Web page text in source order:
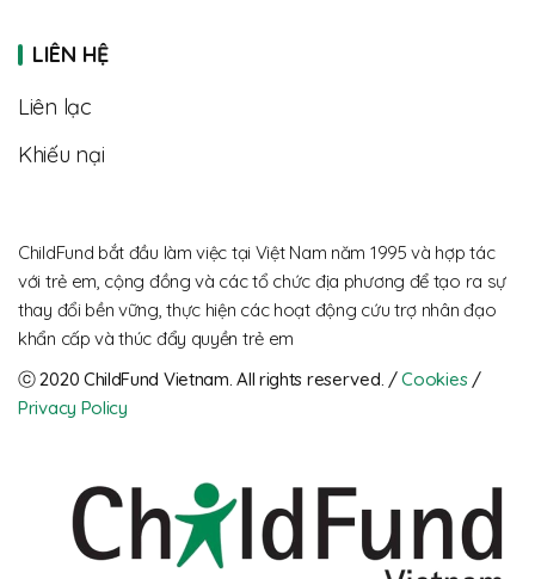
LIÊN HỆ
Liên lạc
Khiếu nại
ChildFund bắt đầu làm việc tại Việt Nam năm 1995 và hợp tác
với trẻ em, cộng đồng và các tổ chức địa phương để tạo ra sự
thay đổi bền vững, thực hiện các hoạt động cứu trợ nhân đạo
khẩn cấp và thúc đẩy quyền trẻ em
ⓒ 2020 ChildFund Vietnam. All rights reserved. / Cookies
/
Privacy Policy